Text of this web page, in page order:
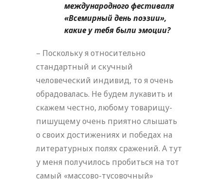
международного фестиваля
«Всемирный день поэзии»,
какие у тебя были эмоции?
– Поскольку я относительно
стандартный и скучный
человеческий индивид, то я очень
обрадовалась. Не будем лукавить и
скажем честно, любому товарищу-
пишущему очень приятно слышать
о своих достижениях и победах на
литературных полях сражений. А тут
у меня получилось пробиться на тот
самый «массово-тусовочный»